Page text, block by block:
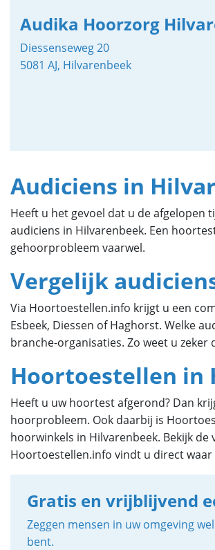
Audika Hoorzorg
Diessenseweg 20
5081 AJ, Hilvarenbeek
Audiciens in
Heeft u het gevoel dat u de afgelopen
audiciens in Hilvarenbeek. Een
gehoorprobleem vaarwel.
Vergelijk
Via Hoortoestellen.info krijgt u een
Esbeek, Diessen of Haghorst. Welke
branche-organisaties. Zo weet u
Hoortoestellen in
Heeft u uw hoortest afgerond? Dan
hoorprobleem. Ook daarbij is
hoorwinkels in Hilvarenbeek. Bekijk
Hoortoestellen.info vindt u direct
Gratis en vrijblijvend
Zeggen mensen in uw omgeving
bent.